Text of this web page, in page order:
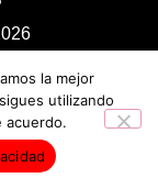
la mejor
utilizando
acuerdo.